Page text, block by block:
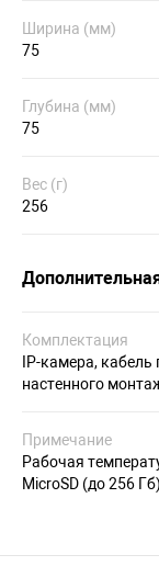
Ширина (мм)
75
Глубина (мм)
75
Вес (г)
256
Комплектация
IP-камера,
настенного
Примечание
Рабочая
MicroSD (до 256